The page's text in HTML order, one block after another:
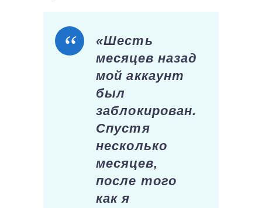
«Шесть
месяцев назад
мой аккаунт
был
заблокирован.
Спустя
несколько
месяцев,
после того
как я